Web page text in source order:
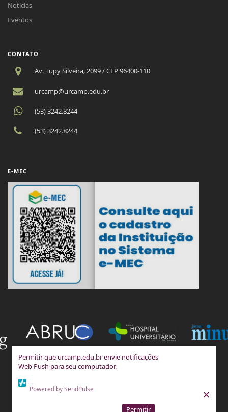
Permitir que urcamp.edu.br envie notificações
Web Push para seu computador.
Powered by SendPulse
Permitir
×
Notícias
Eventos
CONTATO
Av. Tupy Silveira, 2099 / CEP 96400-110
urcamp@urcamp.edu.br
(53) 3242.8244
(53) 3242.8244
E-MEC